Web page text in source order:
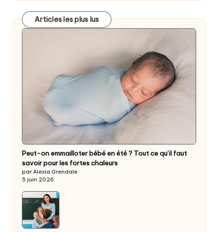
Articles les plus lus
Peut-on emmailloter bébé en été ? Tout ce qu’il faut
savoir pour les fortes chaleurs
par Alexia Grendale
5 juin 2026